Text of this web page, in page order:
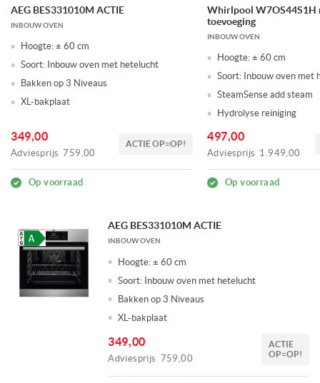
AEG BES331010M ACTIE
INBOUW OVEN
Hoogte: ± 60 cm
Soort: Inbouw oven met hetelucht
Bakken op 3 Niveaus
XL-bakplaat
349,00
Adviesprijs 759,00
ACTIE OP=OP!
Op voorraad
Whirlpool W7OS44S1H
toevoeging
INBOUW OVEN
Hoogte: ± 60 cm
Soort: Inbouw oven met
SteamSense add steam
Hydrolyse reiniging
497,00
Adviesprijs 1.949,00
Op voorraad
AEG BES331010M ACTIE
INBOUW OVEN
Hoogte: ± 60 cm
Soort: Inbouw oven met hetelucht
Bakken op 3 Niveaus
XL-bakplaat
349,00
Adviesprijs 759,00
ACTIE
OP=OP!